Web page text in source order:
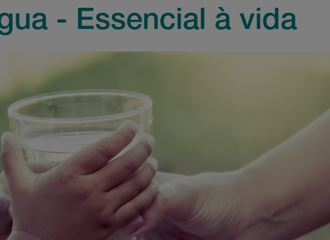
- Essencial à vida